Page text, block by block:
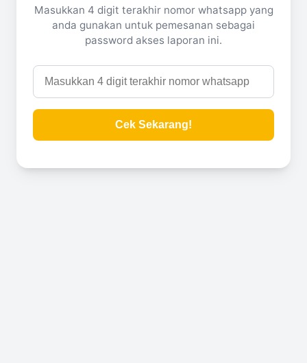
Masukkan 4 digit terakhir nomor whatsapp yang
anda gunakan untuk pemesanan sebagai
password akses laporan ini.
Cek Sekarang!